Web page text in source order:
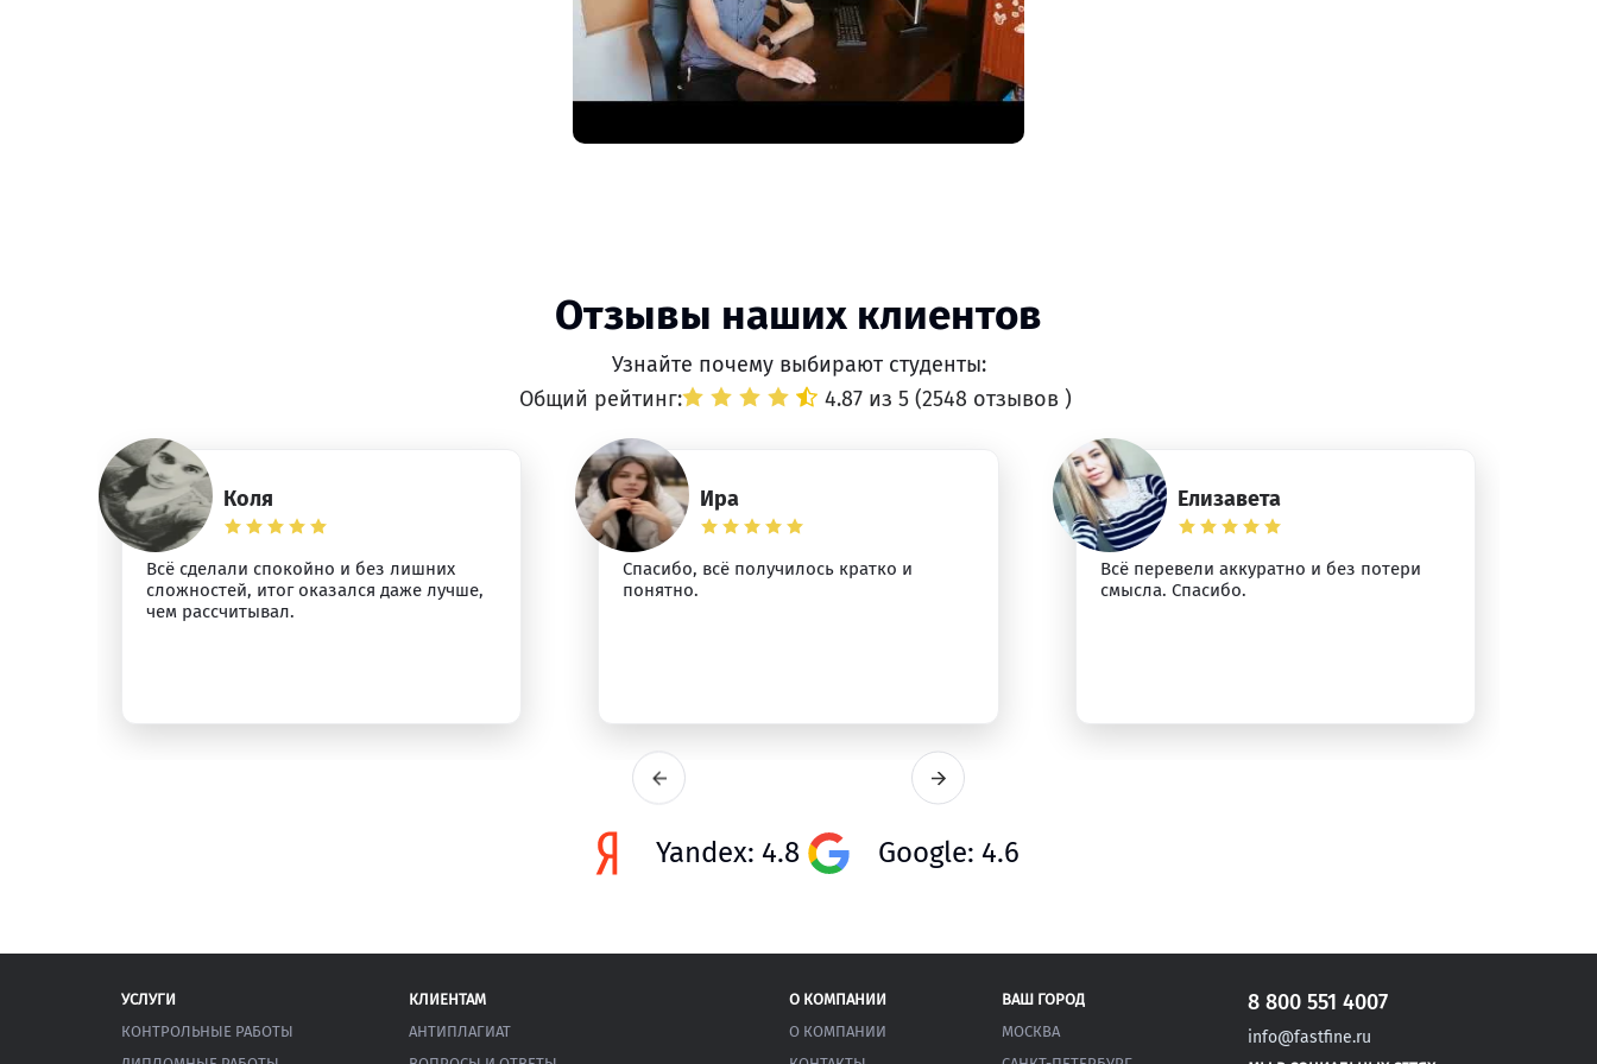
Отзывы наших клиентов
Узнайте почему выбирают студенты:
Общий рейтинг:
4.87 из 5 (2548 отзывов )
Коля
Всё сделали спокойно и без лишних
сложностей, итог оказался даже лучше,
чем рассчитывал.
Ира
Спасибо, всё получилось кратко и
понятно.
Елизавета
Всё перевели аккуратно и без потери
смысла. Спасибо.
Yandex: 4.8 Google: 4.6
УСЛУГИ
КОНТРОЛЬНЫЕ РАБОТЫ
КЛИЕНТАМ
АНТИПЛАГИАТ
О КОМПАНИИ
О КОМПАНИИ
ВАШ ГОРОД
МОСКВА
8 800 551 4007
info@fastfine.ru